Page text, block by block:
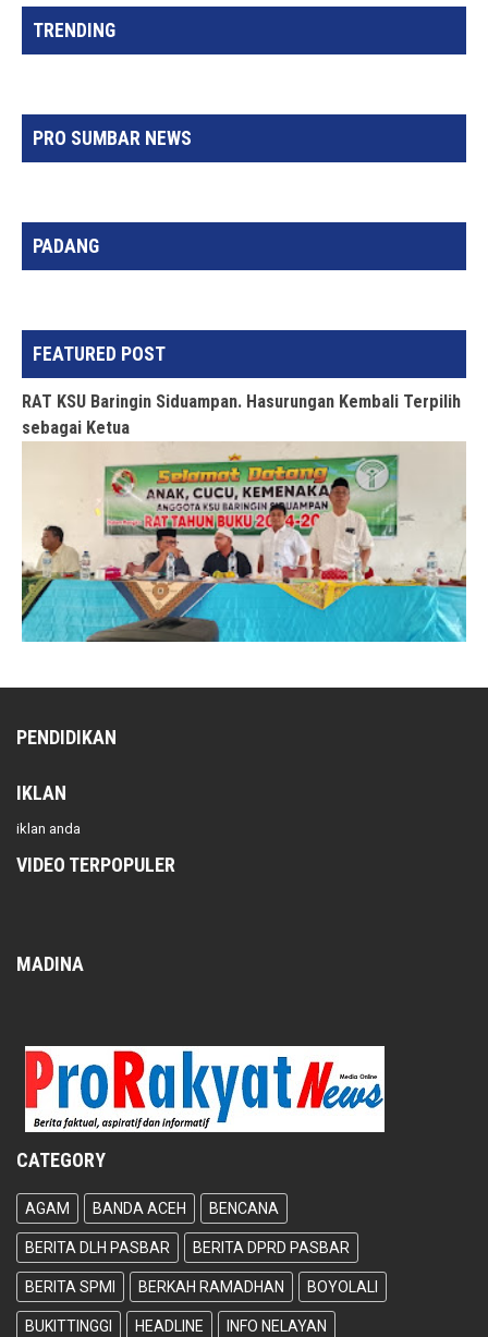
TRENDING
PRO SUMBAR NEWS
PADANG
FEATURED POST
RAT KSU Baringin Siduampan. Hasurungan Kembali Terpilih
sebagai Ketua
PENDIDIKAN
IKLAN
iklan anda
VIDEO TERPOPULER
MADINA
CATEGORY
AGAM BANDA ACEH BENCANA
BERITA DLH PASBAR BERITA DPRD PASBAR
BERITA SPMI BERKAH RAMADHAN BOYOLALI
BUKITTINGGI HEADLINE INFO NELAYAN